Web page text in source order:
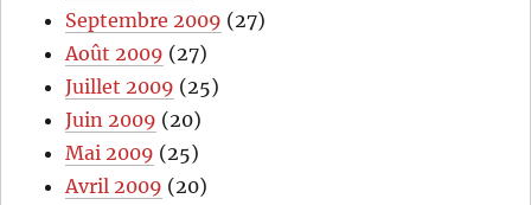
Septembre 2009 (27)
Août 2009 (27)
Juillet 2009 (25)
Juin 2009 (20)
Mai 2009 (25)
Avril 2009 (20)